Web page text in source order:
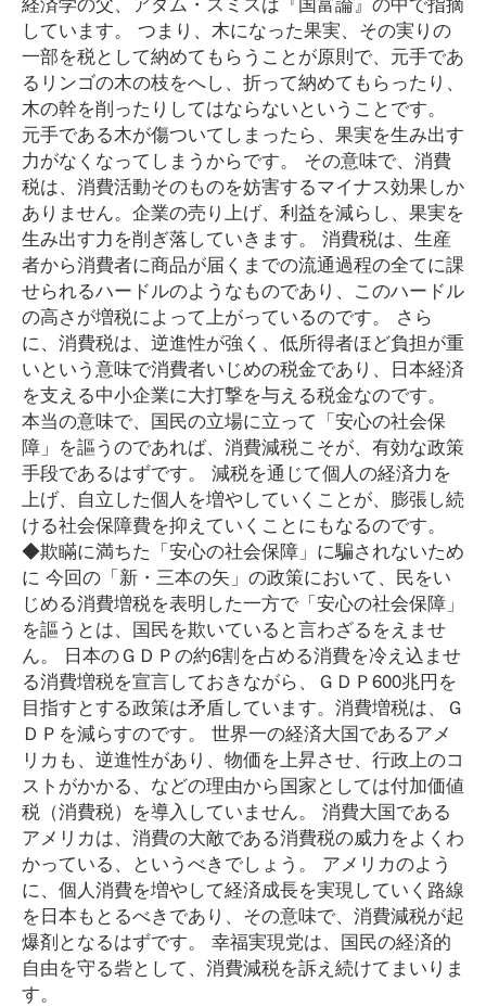
しています。 つまり、木になった果実、その実りの
一部を税として納めてもらうことが原則で、元手であ
るリンゴの木の枝をへし、折って納めてもらったり、
木の幹を削ったりしてはならないということです。
元手である木が傷ついてしまったら、果実を生み出す
力がなくなってしまうからです。 その意味で、消費
税は、消費活動そのものを妨害するマイナス効果しか
ありません。企業の売り上げ、利益を減らし、果実を
生み出す力を削ぎ落していきます。 消費税は、生産
者から消費者に商品が届くまでの流通過程の全てに課
せられるハードルのようなものであり、このハードル
の高さが増税によって上がっているのです。 さら
に、消費税は、逆進性が強く、低所得者ほど負担が重
いという意味で消費者いじめの税金であり、日本経済
を支える中小企業に大打撃を与える税金なのです。
本当の意味で、国民の立場に立って「安心の社会保
障」を謳うのであれば、消費減税こそが、有効な政策
手段であるはずです。 減税を通じて個人の経済力を
上げ、自立した個人を増やしていくことが、膨張し続
ける社会保障費を抑えていくことにもなるのです。
◆欺瞞に満ちた「安心の社会保障」に騙されないため
に 今回の「新・三本の矢」の政策において、民をい
じめる消費増税を表明した一方で「安心の社会保障」
を謳うとは、国民を欺いていると言わざるをえませ
ん。 日本のＧＤＰの約6割を占める消費を冷え込ませ
る消費増税を宣言しておきながら、ＧＤＰ600兆円を
目指すとする政策は矛盾しています。消費増税は、Ｇ
ＤＰを減らすのです。 世界一の経済大国であるアメ
リカも、逆進性があり、物価を上昇させ、行政上のコ
ストがかかる、などの理由から国家としては付加価値
税（消費税）を導入していません。 消費大国である
アメリカは、消費の大敵である消費税の威力をよくわ
かっている、というべきでしょう。 アメリカのよう
に、個人消費を増やして経済成長を実現していく路線
を日本もとるべきであり、その意味で、消費減税が起
爆剤となるはずです。 幸福実現党は、国民の経済的
自由を守る砦として、消費減税を訴え続けてまいりま
す。